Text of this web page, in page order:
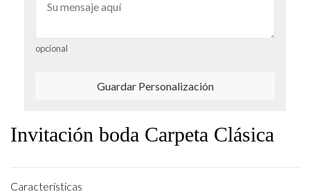
opcional
Guardar Personalización
Invitación boda Carpeta Clásica
Características